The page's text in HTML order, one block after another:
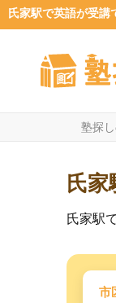
氏家駅で英語が受講
塾探
氏
氏家駅
市